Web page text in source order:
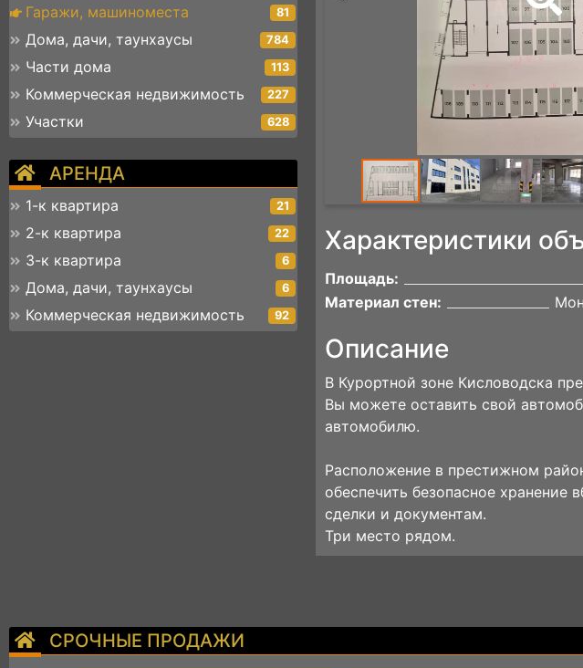
Гаражи, машиноместа 81
Дома, дачи, таунхаусы 784
Части дома 113
Коммерческая недвижимость 227
Участки 628
АРЕНДА
1-к квартира 21
2-к квартира 22
3-к квартира 6
Дома, дачи, таунхаусы 6
Коммерческая недвижимость 92
Характеристики
Площадь:
Материал стен:
Описание
В Курортной зоне Кисловодска
Вы можете оставить свой
автомобилю.
Расположение в престижном
обеспечить безопасное хранение
сделки и документам.
Три место рядом.
СРОЧНЫЕ ПРОДАЖИ